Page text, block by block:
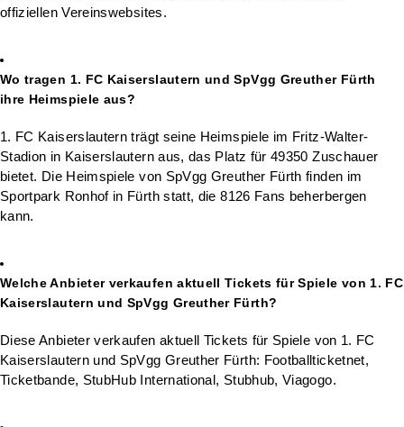
offiziellen Vereinswebsites.
Wo tragen 1. FC Kaiserslautern und SpVgg Greuther Fürth
ihre Heimspiele aus?
1. FC Kaiserslautern trägt seine Heimspiele im Fritz-Walter-
Stadion in Kaiserslautern aus, das Platz für 49350 Zuschauer
bietet. Die Heimspiele von SpVgg Greuther Fürth finden im
Sportpark Ronhof in Fürth statt, die 8126 Fans beherbergen
kann.
Welche Anbieter verkaufen aktuell Tickets für Spiele von 1. FC
Kaiserslautern und SpVgg Greuther Fürth?
Diese Anbieter verkaufen aktuell Tickets für Spiele von 1. FC
Kaiserslautern und SpVgg Greuther Fürth: Footballticketnet,
Ticketbande, StubHub International, Stubhub, Viagogo.